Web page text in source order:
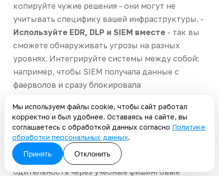
копируйте чужие решения - они могут не
учитывать специфику вашей инфраструктуры. -
Используйте EDR, DLP и SIEM вместе- так вы
сможете обнаруживать угрозы на разных
уровнях. Интегрируйте системы между собой:
например, чтобы SIEM получала данные с
фаерволов и сразу блокировала
Разрозненные инструменты создают дыры в
безопасности. -Проводите регулярные
тренинги- показывайте, как распознать
фишинг или защитить пароли. Тестируйте
бдительность через учебные фишинговые
Мы используем файлы cookie, чтобы сайт работал
корректно и был удобнее. Оставаясь на сайте, вы
соглашаетесь с обработкой данных согласно Политике
обработки персональных данных.
Принять
Отклонить